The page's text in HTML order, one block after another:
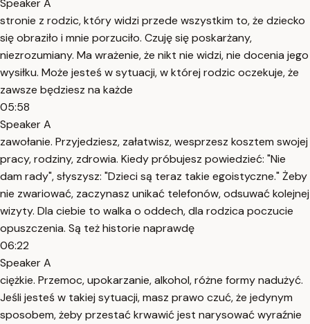
Speaker A
stronie z rodzic, który widzi przede wszystkim to, że dziecko
się obraziło i mnie porzuciło. Czuję się poskarżany,
niezrozumiany. Ma wrażenie, że nikt nie widzi, nie docenia jego
wysiłku. Może jesteś w sytuacji, w której rodzic oczekuje, że
zawsze będziesz na każde
05:58
Speaker A
zawołanie. Przyjedziesz, załatwisz, wesprzesz kosztem swojej
pracy, rodziny, zdrowia. Kiedy próbujesz powiedzieć: "Nie
dam rady", słyszysz: "Dzieci są teraz takie egoistyczne." Żeby
nie zwariować, zaczynasz unikać telefonów, odsuwać kolejnej
wizyty. Dla ciebie to walka o oddech, dla rodzica poczucie
opuszczenia. Są też historie naprawdę
06:22
Speaker A
ciężkie. Przemoc, upokarzanie, alkohol, różne formy nadużyć.
Jeśli jesteś w takiej sytuacji, masz prawo czuć, że jedynym
sposobem, żeby przestać krwawić jest narysować wyraźnie